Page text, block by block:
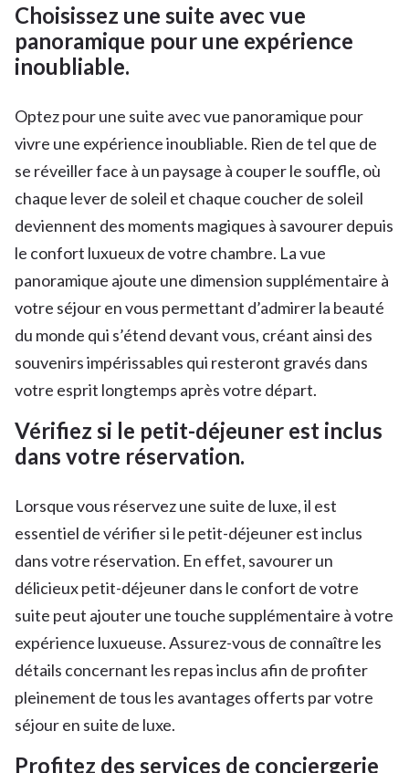
Choisissez une suite avec vue
panoramique pour une expérience
inoubliable.
Optez pour une suite avec vue panoramique pour
vivre une expérience inoubliable. Rien de tel que de
se réveiller face à un paysage à couper le souffle, où
chaque lever de soleil et chaque coucher de soleil
deviennent des moments magiques à savourer depuis
le confort luxueux de votre chambre. La vue
panoramique ajoute une dimension supplémentaire à
votre séjour en vous permettant d’admirer la beauté
du monde qui s’étend devant vous, créant ainsi des
souvenirs impérissables qui resteront gravés dans
votre esprit longtemps après votre départ.
Vérifiez si le petit-déjeuner est inclus
dans votre réservation.
Lorsque vous réservez une suite de luxe, il est
essentiel de vérifier si le petit-déjeuner est inclus
dans votre réservation. En effet, savourer un
délicieux petit-déjeuner dans le confort de votre
suite peut ajouter une touche supplémentaire à votre
expérience luxueuse. Assurez-vous de connaître les
détails concernant les repas inclus afin de profiter
pleinement de tous les avantages offerts par votre
séjour en suite de luxe.
Profitez des services de conciergerie